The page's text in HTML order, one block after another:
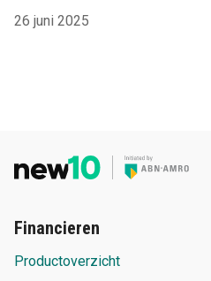
26 juni 2025
Financieren
Productoverzicht